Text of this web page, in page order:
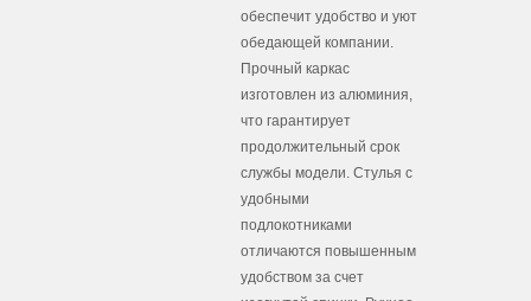
обеспечит удобство и уют
обедающей компании.
Прочный каркас
изготовлен из алюминия,
что гарантирует
продолжительный срок
службы модели. Стулья с
удобными
подлокотниками
отличаются повышенным
удобством за счет